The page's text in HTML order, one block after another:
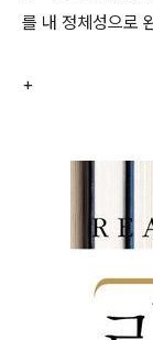
를 내 정체성으로
+